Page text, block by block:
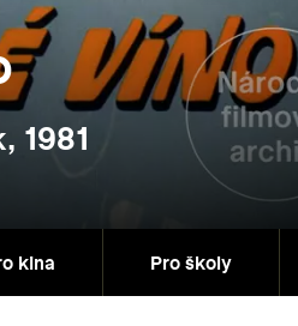
1981
kina Pro školy